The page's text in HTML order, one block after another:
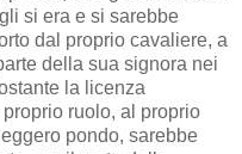
si era e si sarebbe
dal proprio cavaliere, a
della sua signora nei
la licenza
ruolo, al proprio
pondo, sarebbe